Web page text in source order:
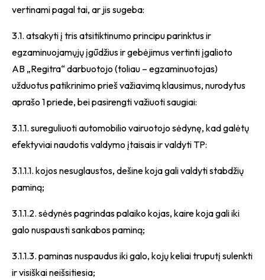
vertinami pagal tai, ar jis sugeba:
3.1. atsakyti į tris atsitiktinumo principu parinktus ir
egzaminuojamųjų įgūdžius ir gebėjimus vertinti įgalioto
AB „Regitra“ darbuotojo (toliau – egzaminuotojas)
užduotus patikrinimo prieš važiavimą klausimus, nurodytus
aprašo 1 priede, bei pasirengti važiuoti saugiai:
3.1.1. sureguliuoti automobilio vairuotojo sėdynę, kad galėtų
efektyviai naudotis valdymo įtaisais ir valdyti TP:
3.1.1.1. kojos nesuglaustos, dešine koja gali valdyti stabdžių
paminą;
3.1.1.2. sėdynės pagrindas palaiko kojas, kaire koja gali iki
galo nuspausti sankabos paminą;
3.1.1.3. paminas nuspaudus iki galo, kojų keliai truputį sulenkti
ir visiškai neišsitiesia;